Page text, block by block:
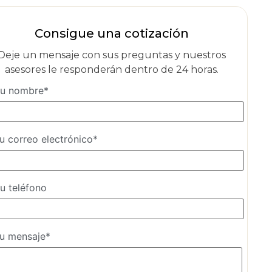
Consigue una cotización
un mensaje con sus preguntas y nuestros
asesores le responderán dentro de 24 horas.
nombre*
correo electrónico*
teléfono
mensaje*